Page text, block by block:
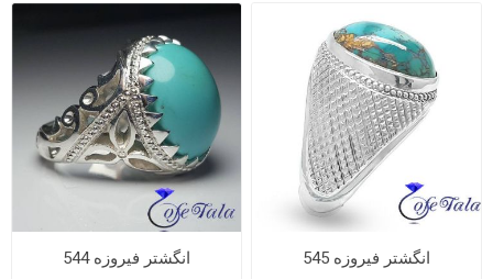
انگشتر فیروزه 544 انگشتر فیروزه 545